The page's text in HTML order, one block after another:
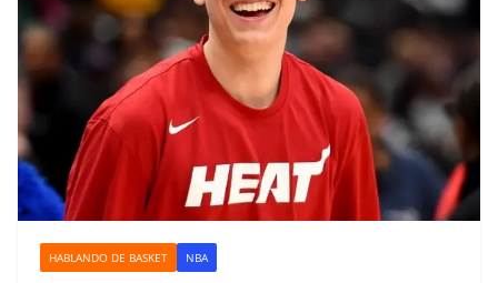
HABLANDO DE BASKET NBA